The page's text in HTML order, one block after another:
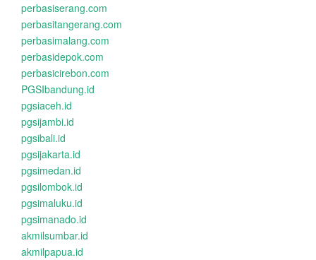
perbasiserang.com
perbasitangerang.com
perbasimalang.com
perbasidepok.com
perbasicirebon.com
PGSIbandung.id
pgsiaceh.id
pgsijambi.id
pgsibali.id
pgsijakarta.id
pgsimedan.id
pgsilombok.id
pgsimaluku.id
pgsimanado.id
akmilsumbar.id
akmilpapua.id